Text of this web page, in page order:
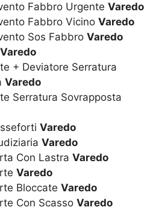
Fabbro Urgente Varedo
Fabbro Vicino Varedo
Sos Fabbro Varedo
Varedo
+ Deviatore Serratura
Varedo
Serratura Sovrapposta
Varedo
Varedo
Con Lastra Varedo
Varedo
Bloccate Varedo
Con Scasso Varedo